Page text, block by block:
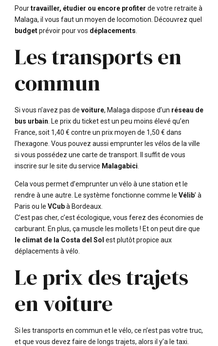
Pourtravailler, étudier ou encore profiter de votre retraite à
Malaga, il vous faut un moyen de locomotion. Découvrez quel
budgetprévoir pour vos déplacements
Les transports en
commun
Si vous n’avez pas de voiture, Malaga dispose d’un réseau de
bus urbain . Le prix du ticket est un peu moins élevé qu’en
France, soit 1,40 € contre un prix moyen de 1,50 € dans
l’hexagone. Vous pouvez aussi emprunter les vélos de la ville
si vous possédez une carte de transport. Il suffit de vous
inscrire sur le site du service Malagabici
Cela vous permet d’emprunter un vélo à une station et le
rendre à une autre. Le système fonctionne comme le Vélib’ à
Paris ou le VCubà Bordeaux.
C’est pas cher, c’est écologique, vous ferez des économies de
carburant. En plus, ça muscle les mollets ! Et on peut dire que
le climat de la Costa del Sol est plutôt propice aux
déplacements à vélo.
Le prix des trajets
en voiture
Si les transports en commun et le vélo, ce n’est pas votre truc,
et que vous devez faire de longs trajets, alors il y’a le taxi.